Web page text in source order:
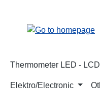
Thermometer LED - LCD
Elektro/Electronic